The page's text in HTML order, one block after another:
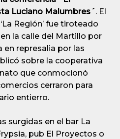
Luciano Malumbres´. El
Región’ fue tiroteado
la calle del Martillo por
represalia por las
sobre la cooperativa
que conmocionó
cerraron para
entierro.
surgidas en el bar La
pub El Proyectos o